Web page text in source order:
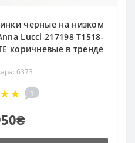
черные на низком
Lucci 217198 T1518-
коричневые в тренде
6373
1